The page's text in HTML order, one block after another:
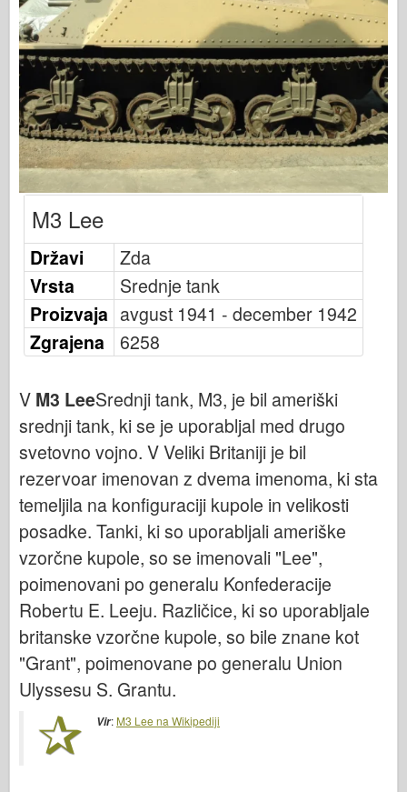
Založnost Osprey
Signal eskadrilje
Tankpower
Tovornjaki & tanki
Waffen-Arsenal
Wydawnictwo Militaria
Akademija
Modeli Ace
Klub AFV
Airfix
Letalstvo
AZ Model
Bronco
Kiber-hobi
Dnepromodel
Dragon
Eduard
E.T. Model
Fine plesni
Sile valorja
FriulModel
Hasegawa
HobbyBoss
M3 Lee
Državi
Zda
Vrsta
Srednje tank
Proizvaja avgust 1941 - december 1942
Zgrajena
6258
V M3 LeeSrednji tank, M3, je bil ameriški
srednji tank, ki se je uporabljal med drugo
svetovno vojno. V Veliki Britaniji je bil
rezervoar imenovan z dvema imenoma, ki sta
temeljila na konfiguraciji kupole in velikosti
posadke. Tanki, ki so uporabljali ameriške
vzorčne kupole, so se imenovali "Lee",
poimenovani po generalu Konfederacije
Robertu E. Leeju. Različice, ki so uporabljale
britanske vzorčne kupole, so bile znane kot
"Grant", poimenovane po generalu Union
Ulyssesu S. Grantu.
Vir: M3 Lee na Wikipediji